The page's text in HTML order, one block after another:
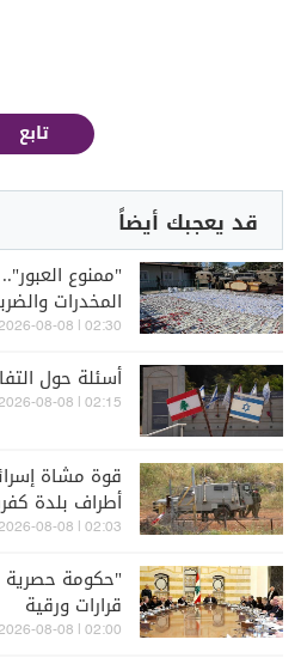
تابع
قد يعجبك أيضاً
"ممنوع
المخدرات
02:30 | 2026-08-08
أسئلة حول
02:15 | 2026-08-08
قوة مشاة
أطراف بلدة
02:03 | 2026-08-08
"حكومة حصرية
قرارات ورقية
02:00 | 2026-08-08